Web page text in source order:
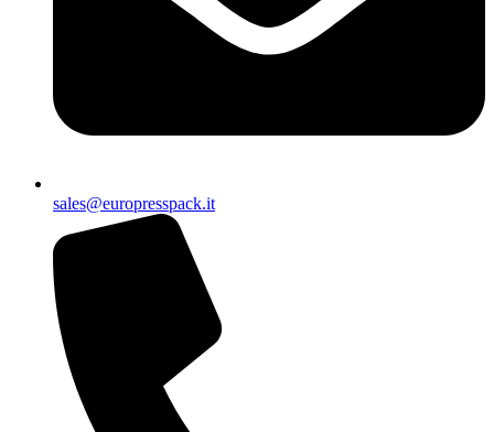
sales@europresspack.it